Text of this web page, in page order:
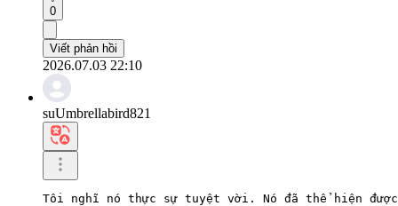
0
Viết phản hồi
2026.07.03 22:10
suUmbrellabird821
Tôi nghĩ nó thực sự tuyệt vời. Nó đã thể hiện